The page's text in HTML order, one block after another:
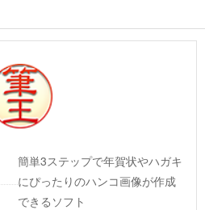
簡単3ステップで年賀状やハガキ
にぴったりのハンコ画像が作成
できるソフト